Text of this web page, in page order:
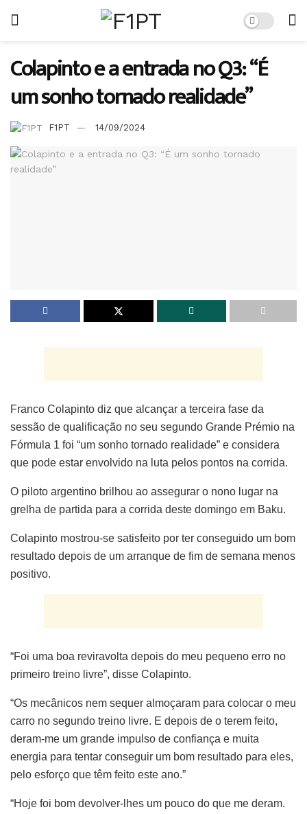
Colapinto e a entrada no Q3: “É
um sonho tornado realidade”
F1PT 14/09/2024
Franco Colapinto diz que alcançar a terceira fase da
sessão de qualificação no seu segundo Grande Prémio na
Fórmula 1 foi “um sonho tornado realidade” e considera
que pode estar envolvido na luta pelos pontos na corrida.
O piloto argentino brilhou ao assegurar o nono lugar na
grelha de partida para a corrida deste domingo em Baku.
Colapinto mostrou-se satisfeito por ter conseguido um bom
resultado depois de um arranque de fim de semana menos
positivo.
“Foi uma boa reviravolta depois do meu pequeno erro no
primeiro treino livre”, disse Colapinto.
“Os mecânicos nem sequer almoçaram para colocar o meu
carro no segundo treino livre. E depois de o terem feito,
deram-me um grande impulso de confiança e muita
energia para tentar conseguir um bom resultado para eles,
pelo esforço que têm feito este ano.”
“Hoje foi bom devolver-lhes um pouco do que me deram.